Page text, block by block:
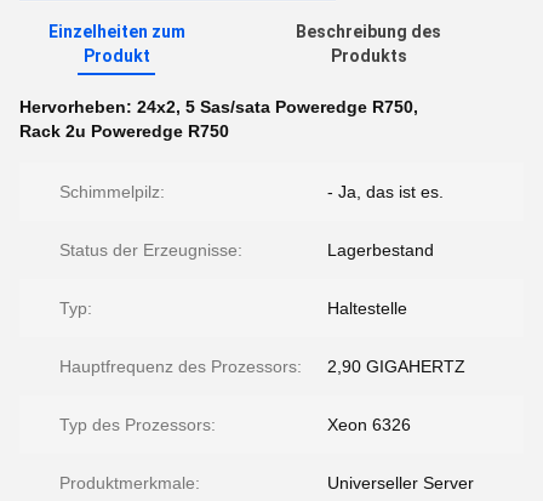
Einzelheiten zum
Produkt
Beschreibung des
Produkts
Hervorheben: 24x2, 5 Sas/sata Poweredge R750,
Rack 2u Poweredge R750
Schimmelpilz: - Ja, das ist es.
Status der Erzeugnisse: Lagerbestand
Typ: Haltestelle
Hauptfrequenz des Prozessors: 2,90 GIGAHERTZ
Typ des Prozessors: Xeon 6326
Produktmerkmale: Universeller Server